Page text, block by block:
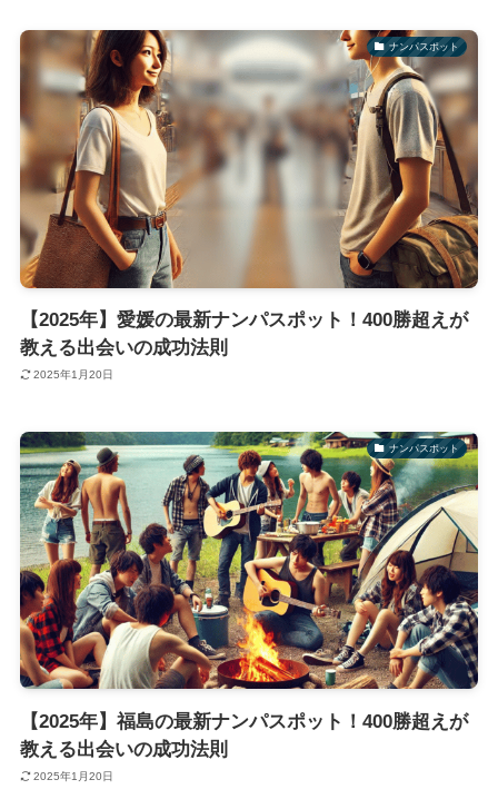
ナンパスポット
【2025年】愛媛の最新ナンパスポット！400勝超えが
教える出会いの成功法則
2025年1月20日
ナンパスポット
【2025年】福島の最新ナンパスポット！400勝超えが
教える出会いの成功法則
2025年1月20日